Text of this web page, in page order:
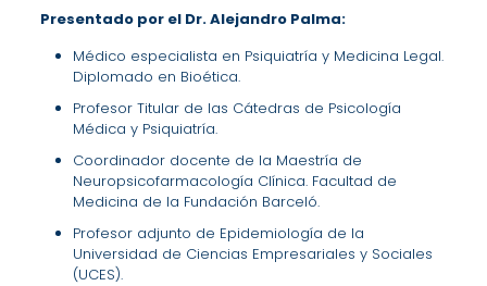
Presentado por el Dr. Alejandro Palma:
Médico especialista en Psiquiatría y Medicina Legal.
Diplomado en Bioética.
Profesor Titular de las Cátedras de Psicología
Médica y Psiquiatría.
Coordinador docente de la Maestría de
Neuropsicofarmacología Clínica. Facultad de
Medicina de la Fundación Barceló.
Profesor adjunto de Epidemiología de la
Universidad de Ciencias Empresariales y Sociales
(UCES).